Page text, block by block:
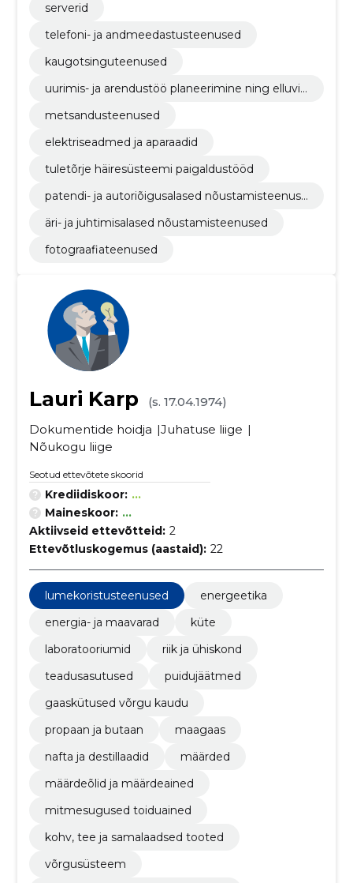
serverid
telefoni- ja andmeedastusteenused
kaugotsinguteenused
uurimis- ja arendustöö planeerimine ning elluvii
metsandusteenused
elektriseadmed ja aparaadid
tuletõrje häiresüsteemi paigaldustööd
patendi- ja autoriõigusalased nõustamisteenuse
äri- ja juhtimisalased nõustamisteenused
fotograafiateenused
Lauri Karp
(s. 17.04.1974)
Dokumentide hoidja
Juhatuse liige
Nõukogu liige
Seotud ettevõtete skoorid
Krediidiskoor: ...
Maineskoor: ...
Aktiivseid ettevõtteid: 2
Ettevõtluskogemus (aastaid): 22
lumekoristusteenused
energeetika
energia- ja maavarad
küte
laboratooriumid
riik ja ühiskond
teadusasutused
puidujäätmed
gaaskütused võrgu kaudu
propaan ja butaan
maagaas
nafta ja destillaadid
määrded
määrdeõlid ja määrdeained
mitmesugused toiduained
kohv, tee ja samalaadsed tooted
võrgusüsteem